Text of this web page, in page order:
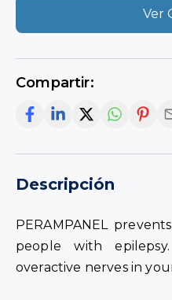
Ver
Compartir:
Descripción
PERAMPANEL
people with
overactive nerves in